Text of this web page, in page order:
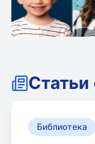
Библиотека